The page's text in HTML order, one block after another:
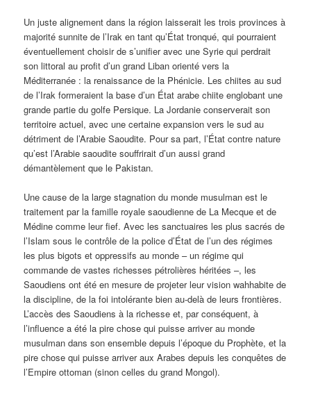
Un juste alignement dans la région laisserait les trois provinces à
majorité sunnite de l’Irak en tant qu’État tronqué, qui pourraient
éventuellement choisir de s’unifier avec une Syrie qui perdrait
son littoral au profit d’un grand Liban orienté vers la
Méditerranée : la renaissance de la Phénicie. Les chiites au sud
de l’Irak formeraient la base d’un État arabe chiite englobant une
grande partie du golfe Persique. La Jordanie conserverait son
territoire actuel, avec une certaine expansion vers le sud au
détriment de l’Arabie Saoudite. Pour sa part, l’État contre nature
qu’est l’Arabie saoudite souffrirait d’un aussi grand
démantèlement que le Pakistan.
Une cause de la large stagnation du monde musulman est le
traitement par la famille royale saoudienne de La Mecque et de
Médine comme leur fief. Avec les sanctuaires les plus sacrés de
l’Islam sous le contrôle de la police d’État de l’un des régimes
les plus bigots et oppressifs au monde – un régime qui
commande de vastes richesses pétrolières héritées –, les
Saoudiens ont été en mesure de projeter leur vision wahhabite de
la discipline, de la foi intolérante bien au-delà de leurs frontières.
L’accès des Saoudiens à la richesse et, par conséquent, à
l’influence a été la pire chose qui puisse arriver au monde
musulman dans son ensemble depuis l’époque du Prophète, et la
pire chose qui puisse arriver aux Arabes depuis les conquêtes de
l’Empire ottoman (sinon celles du grand Mongol).